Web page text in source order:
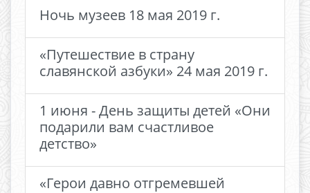
Ночь музеев 18 мая 2019 г.
«Путешествие в страну
славянской азбуки» 24 мая 2019 г.
1 июня - День защиты детей «Они
подарили вам счастливое
детство»
«Герои давно отгремевшей